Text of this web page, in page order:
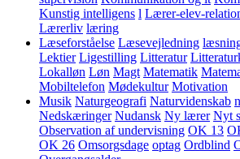
Kunstig intelligens l Lærer-elev-
Lærerliv læring
Læseforståelse Læsevejledning
Lektier Ligestilling Litteratur
Lokalløn Løn Magt Matematik
Mobiltelefon Mødekultur Motivation
Musik Naturgeografi Naturvidenskab
Nedskæringer Nudansk Ny lærer Nyt
Observation af undervisning OK 13
OK 26 Omsorgsdage optag Ordblind